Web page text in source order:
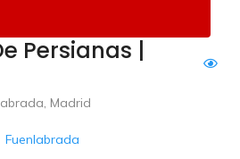
Persianas |
Madrid
Fuenlabrada